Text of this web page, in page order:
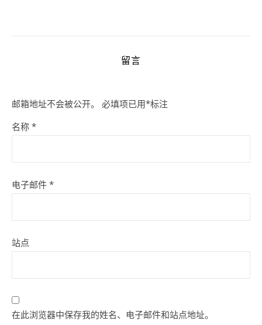
留言
邮箱地址不会被公开。 必填项已用*标注
名称 *
电子邮件 *
站点
在此浏览器中保存我的姓名、电子邮件和站点地址。